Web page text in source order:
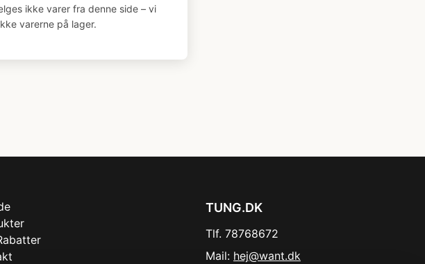
ikke varer fra denne side – vi
varerne på lager.
TUNG.DK
Tlf. 78768672
Mail: hej@want.dk